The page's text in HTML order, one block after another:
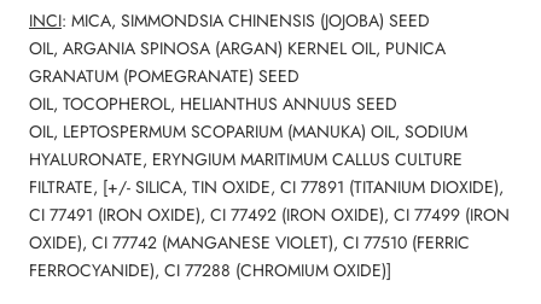
INCI: MICA, SIMMONDSIA CHINENSIS (JOJOBA) SEED
OIL, ARGANIA SPINOSA (ARGAN) KERNEL OIL, PUNICA
GRANATUM (POMEGRANATE) SEED
OIL, TOCOPHEROL, HELIANTHUS ANNUUS SEED
OIL, LEPTOSPERMUM SCOPARIUM (MANUKA) OIL, SODIUM
HYALURONATE, ERYNGIUM MARITIMUM CALLUS CULTURE
FILTRATE, [+/- SILICA, TIN OXIDE, CI 77891 (TITANIUM DIOXIDE),
CI 77491 (IRON OXIDE), CI 77492 (IRON OXIDE), CI 77499 (IRON
OXIDE), CI 77742 (MANGANESE VIOLET), CI 77510 (FERRIC
FERROCYANIDE), CI 77288 (CHROMIUM OXIDE)]